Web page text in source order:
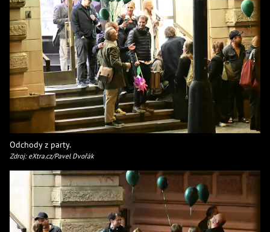
Odchody z party.
Zdroj: eXtra.cz/Pavel Dvořák